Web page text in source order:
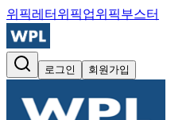
위픽레터 위픽업위픽부스터
로그인 회원가입